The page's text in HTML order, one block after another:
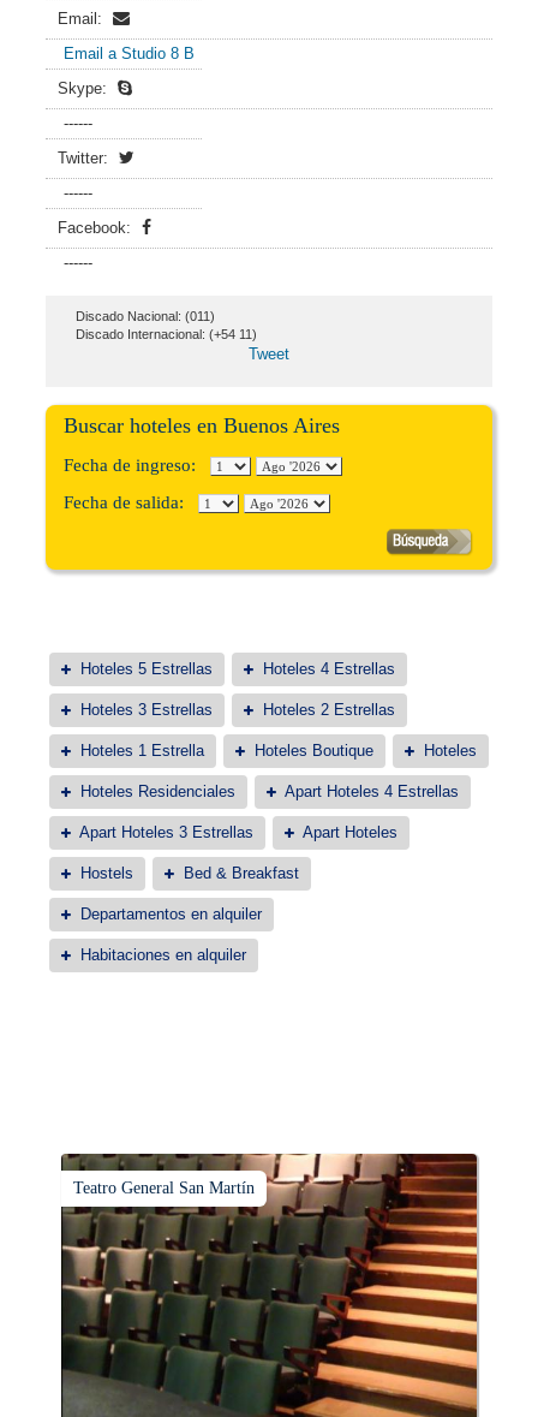
Email:
Email a Studio 8 B
Skype:
------
Twitter:
------
Facebook:
------
Discado Nacional: (011)
Discado Internacional: (+54 11)
Tweet
Buscar hoteles en Buenos Aires
Fecha de ingreso:
Fecha de salida:
Hoteles 5 Estrellas Hoteles 4 Estrellas
Hoteles 3 Estrellas Hoteles 2 Estrellas
Hoteles 1 Estrella Hoteles Boutique Hoteles
Hoteles Residenciales Apart Hoteles 4 Estrellas
Apart Hoteles 3 Estrellas Apart Hoteles
Hostels Bed & Breakfast
Departamentos en alquiler
Habitaciones en alquiler
Teatro General San Martín